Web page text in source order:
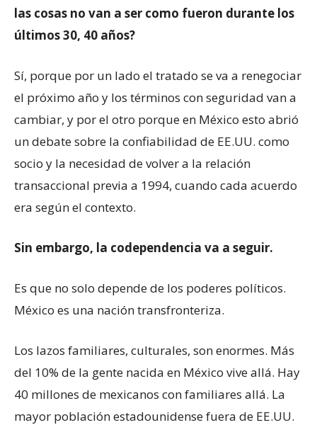
las cosas no van a ser como fueron durante los
últimos 30, 40 años?
Sí, porque por un lado el tratado se va a renegociar
el próximo año y los términos con seguridad van a
cambiar, y por el otro porque en México esto abrió
un debate sobre la confiabilidad de EE.UU. como
socio y la necesidad de volver a la relación
transaccional previa a 1994, cuando cada acuerdo
era según el contexto.
Sin embargo, la codependencia va a seguir.
Es que no solo depende de los poderes políticos.
México es una nación transfronteriza.
Los lazos familiares, culturales, son enormes. Más
del 10% de la gente nacida en México vive allá. Hay
40 millones de mexicanos con familiares allá. La
mayor población estadounidense fuera de EE.UU.